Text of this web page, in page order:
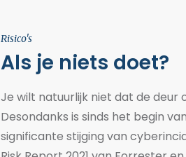
Risico's
Als je niets doet?
Je wilt natuurlijk niet dat de deur
Desondanks is sinds het begin
significante stijging van